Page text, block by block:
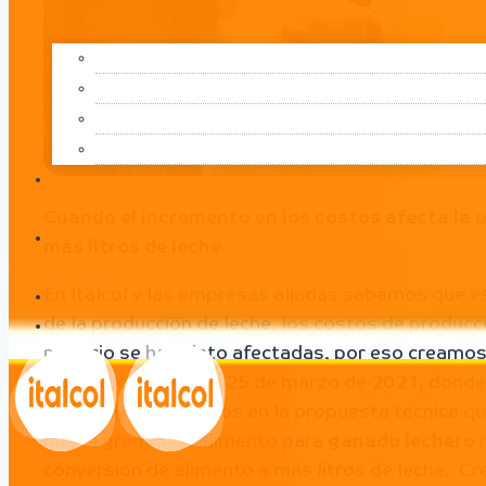
Cuando el incremento en los costos afecta la
En Italcol y las empresas aliadas sabemos que
de la producción de leche, los costos de
negocio se han visto afectadas, por eso
realizado el pasado 25 de marzo de 2021,
de leche, enfatizamos en la propuesta técnica
que el gremio de alimento para